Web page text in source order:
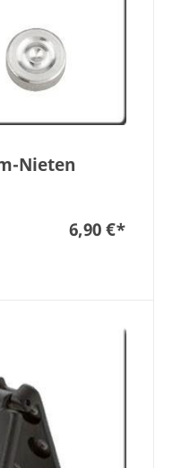
Nieten
6,90 €*